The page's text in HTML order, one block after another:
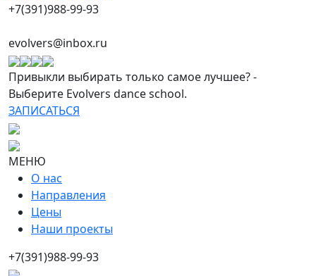
+7(391)988-99-93
evolvers@inbox.ru
Привыкли выбирать только самое лучшее? -
Выберите Evolvers dance school.
ЗАПИСАТЬСЯ
МЕНЮ
О нас
Направления
Цены
Наши проекты
+7(391)988-99-93